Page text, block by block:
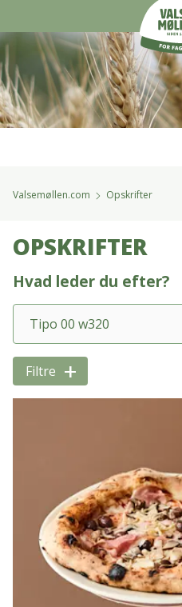
Valsemøllen A/S
Valsemøllen.com Opskrifter
OPSKRIFTER
Hvad leder du efter?
Filtre +